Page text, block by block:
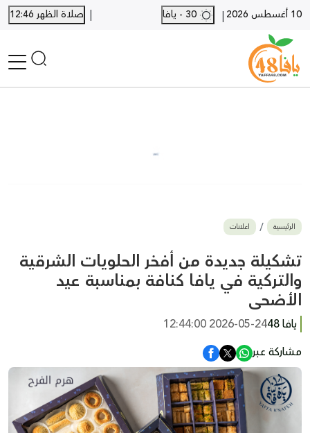
10 أغسطس 2026 |
| صلاة الظهر 12:46
بيع وشراء
أخبار القدس
وفيات
المزيد
الرئيسية اعلانات
تشكيلة جديدة من أفخر الحلويات الشرقية
والتركية في يافا كنافة بمناسبة عيد
الأضحى
يافا 48
2026-05-24 12:44:00
مشاركة عبر